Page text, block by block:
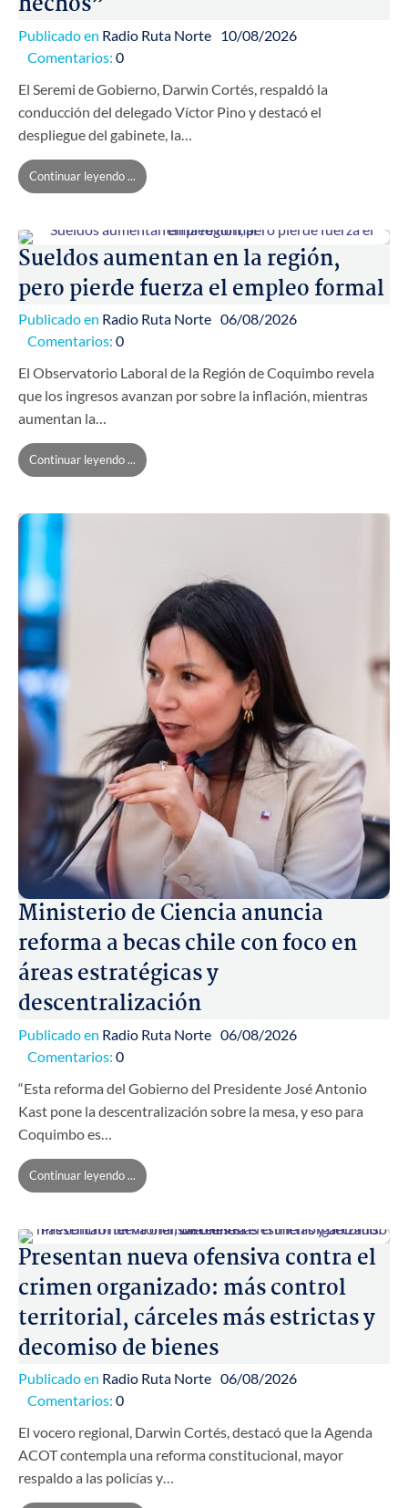
Publicado en Radio Ruta Norte 10/08/2026
Comentarios: 0
El Seremi de Gobierno, Darwin Cortés, respaldó la
conducción del delegado Víctor Pino y destacó el
despliegue del gabinete, la…
Continuar leyendo ...
Sueldos aumentan en la región,
pero pierde fuerza el empleo formal
Publicado en Radio Ruta Norte 06/08/2026
Comentarios: 0
El Observatorio Laboral de la Región de Coquimbo revela
que los ingresos avanzan por sobre la inflación, mientras
aumentan la…
Continuar leyendo ...
Ministerio de Ciencia anuncia
reforma a becas chile con foco en
áreas estratégicas y
descentralización
Publicado en Radio Ruta Norte 06/08/2026
Comentarios: 0
“Esta reforma del Gobierno del Presidente José Antonio
Kast pone la descentralización sobre la mesa, y eso para
Coquimbo es…
Continuar leyendo ...
Presentan nueva ofensiva contra el
crimen organizado: más control
territorial, cárceles más estrictas y
decomiso de bienes
Publicado en Radio Ruta Norte 06/08/2026
Comentarios: 0
El vocero regional, Darwin Cortés, destacó que la Agenda
ACOT contempla una reforma constitucional, mayor
respaldo a las policías y…